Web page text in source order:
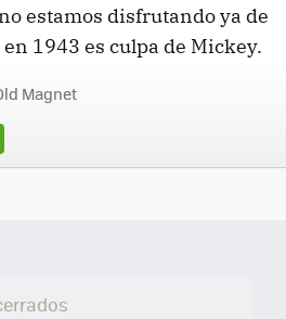
estamos disfrutando ya de
1943 es culpa de Mickey.
Magnet